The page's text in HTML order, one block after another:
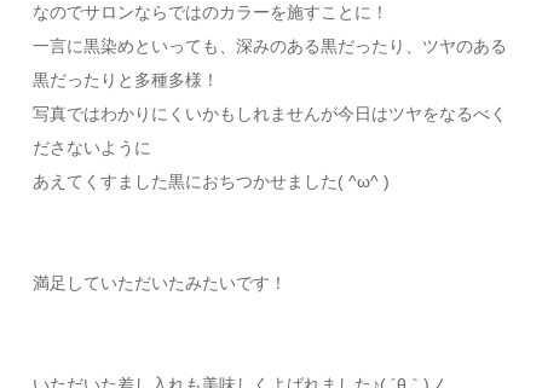
なのでサロンならではのカラーを施すことに！
一言に黒染めといっても、深みのある黒だったり、ツヤのある
黒だったりと多種多様！
写真ではわかりにくいかもしれませんが今日はツヤをなるべく
ださないように
あえてくすました黒におちつかせました( ^ω^ )
満足していただいたみたいです！